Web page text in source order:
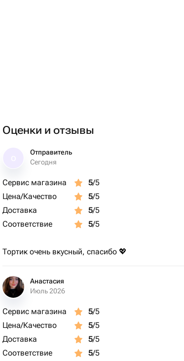
Оценки и отзывы
Отправитель
Сегодня
Сервис магазина 5/5
Цена/Качество
5/5
Доставка
5/5
Соответствие
5/5
Тортик очень вкусный, спасибо 💖
Анастасия
Июль 2026
Сервис магазина 5/5
Цена/Качество
5/5
Доставка
5/5
Соответствие
5/5